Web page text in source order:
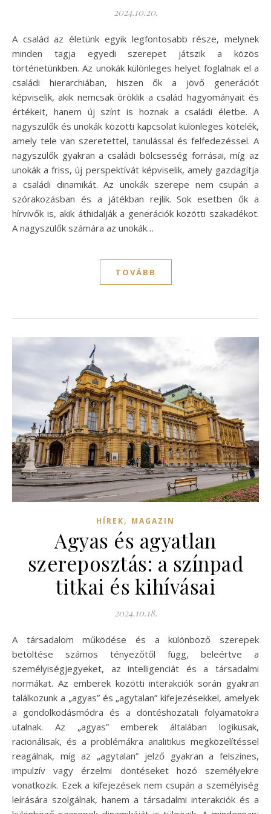
2024.10.20.
A család az életünk egyik legfontosabb része, melynek
minden tagja egyedi szerepet játszik a közös
történetünkben. Az unokák különleges helyet foglalnak el a
családi hierarchiában, hiszen ők a jövő generációt
képviselik, akik nemcsak öröklik a család hagyományait és
értékeit, hanem új színt is hoznak a családi életbe. A
nagyszülők és unokák közötti kapcsolat különleges kötelék,
amely tele van szeretettel, tanulással és felfedezéssel. A
nagyszülők gyakran a családi bölcsesség forrásai, míg az
unokák a friss, új perspektívát képviselik, amely gazdagítja
a családi dinamikát. Az unokák szerepe nem csupán a
szórakozásban és a játékban rejlik. Sok esetben ők a
hírvivők is, akik áthidalják a generációk közötti szakadékot.
A nagyszülők számára az unokák…
TOVÁBB
HÍREK, MAGAZIN
Agyas és agyatlan
szereposztás: a színpad
titkai és kihívásai
2024.10.18.
A társadalom működése és a különböző szerepek
betöltése számos tényezőtől függ, beleértve a
személyiségjegyeket, az intelligenciát és a társadalmi
normákat. Az emberek közötti interakciók során gyakran
találkozunk a „agyas” és „agytalan” kifejezésekkel, amelyek
a gondolkodásmódra és a döntéshozatali folyamatokra
utalnak. Az „agyas” emberek általában logikusak,
racionálisak, és a problémákra analitikus megközelítéssel
reagálnak, míg az „agytalan” jelző gyakran a felszínes,
impulzív vagy érzelmi döntéseket hozó személyekre
vonatkozik. Ezek a kifejezések nem csupán a személyiség
leírására szolgálnak, hanem a társadalmi interakciók és a